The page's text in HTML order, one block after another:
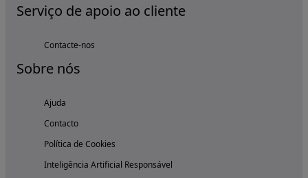
Serviço de apoio ao cliente
Contacte-nos
Sobre nós
Ajuda
Contacto
Política de Cookies
Inteligência Artificial Responsável